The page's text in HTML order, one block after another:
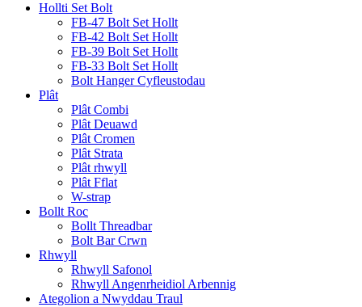
Hollti Set Bolt
FB-47 Bolt Set Hollt
FB-42 Bolt Set Hollt
FB-39 Bolt Set Hollt
FB-33 Bolt Set Hollt
Bolt Hanger Cyfleustodau
Plât
Plât Combi
Plât Deuawd
Plât Cromen
Plât Strata
Plât rhwyll
Plât Fflat
W-strap
Bollt Roc
Bollt Threadbar
Bolt Bar Crwn
Rhwyll
Rhwyll Safonol
Rhwyll Angenrheidiol Arbennig
Ategolion a Nwyddau Traul